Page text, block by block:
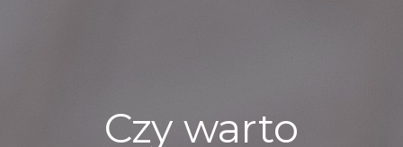
Czy warto